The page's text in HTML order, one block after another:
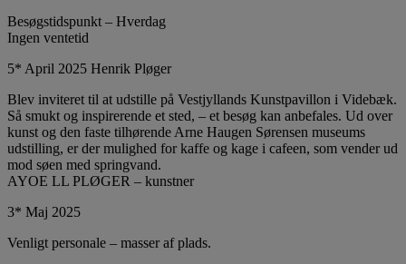
Besøgstidspunkt – Hverdag
Ingen ventetid
5* April 2025 Henrik Pløger
Blev inviteret til at udstille på Vestjyllands Kunstpavillon i Videbæk.
Så smukt og inspirerende et sted, – et besøg kan anbefales. Ud over
kunst og den faste tilhørende Arne Haugen Sørensen museums
udstilling, er der mulighed for kaffe og kage i cafeen, som vender ud
mod søen med springvand.
AYOE LL PLØGER – kunstner
3* Maj 2025
Venligt personale – masser af plads.